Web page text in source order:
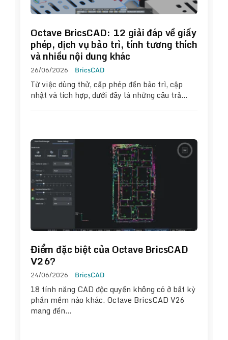
Octave BricsCAD: 12 giải đáp về giấy
phép, dịch vụ bảo trì, tính tương thích
và nhiều nội dung khác
26/06/2026 BricsCAD
Từ việc dùng thử, cấp phép đến bảo trì, cập
nhật và tích hợp, dưới đây là những câu trả…
Điểm đặc biệt của Octave BricsCAD
V26?
24/06/2026 BricsCAD
18 tính năng CAD độc quyền không có ở bất kỳ
phần mềm nào khác. Octave BricsCAD V26
mang đến…